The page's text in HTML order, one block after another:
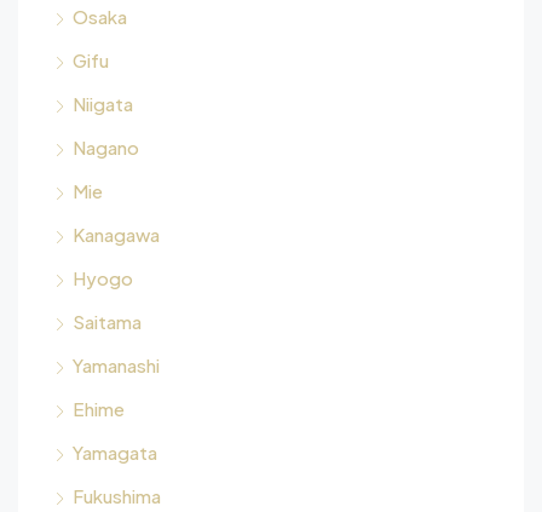
Osaka
Gifu
Niigata
Nagano
Mie
Kanagawa
Hyogo
Saitama
Yamanashi
Ehime
Yamagata
Fukushima